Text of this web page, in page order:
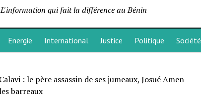
L'information qui fait la différence au Bénin
Energie International Justice Politique Société
: le père assassin de ses jumeaux, Josué Amen
barreaux